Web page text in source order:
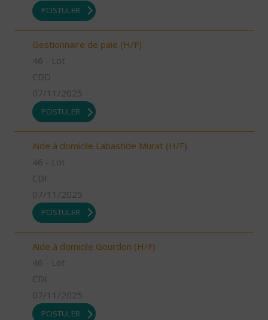
POSTULER
Gestionnaire de paie (H/F)
46 - Lot
CDD
07/11/2025
POSTULER
Aide à domicile Labastide Murat (H/F)
46 - Lot
CDI
07/11/2025
POSTULER
Aide à domicile Gourdon (H/F)
46 - Lot
CDI
07/11/2025
POSTULER